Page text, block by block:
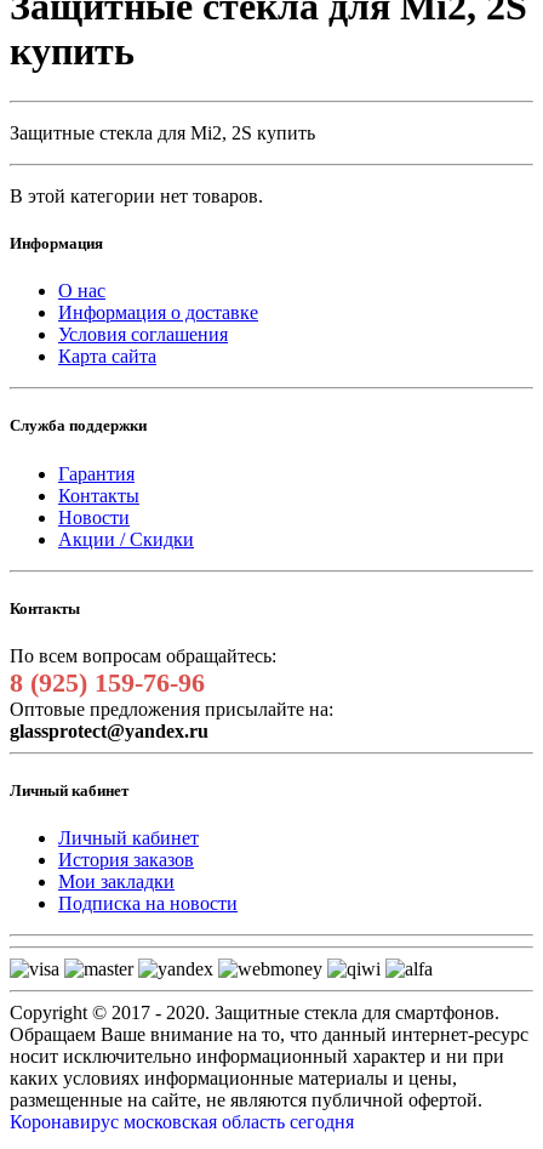
купить
Защитные стекла для Mi2, 2S купить
В этой категории нет товаров.
Информация
О нас
Информация о доставке
Условия соглашения
Карта сайта
Служба поддержки
Гарантия
Контакты
Новости
Акции / Скидки
Контакты
По всем вопросам обращайтесь:
8 (925) 159-76-96
Оптовые предложения присылайте на:
glassprotect@yandex.ru
Личный кабинет
Личный кабинет
История заказов
Мои закладки
Подписка на новости
Copyright © 2017 - 2020. Защитные стекла для смартфонов.
Обращаем Ваше внимание на то, что данный интернет-ресурс
носит исключительно информационный характер и ни при
каких условиях информационные материалы и цены,
размещенные на сайте, не являются публичной офертой.
Коронавирус московская область сегодня